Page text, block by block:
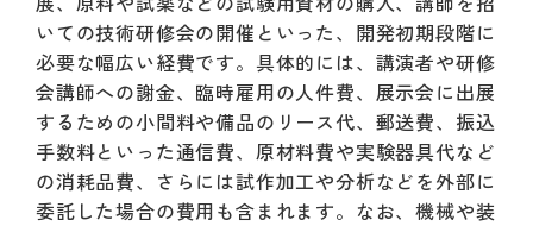
いての技術研修会の開催といった、開発初期段階に
必要な幅広い経費です。具体的には、講演者や研修
会講師への謝金、臨時雇用の人件費、展示会に出展
するための小間料や備品のリース代、郵送費、振込
手数料といった通信費、原材料費や実験器具代など
の消耗品費、さらには試作加工や分析などを外部に
委託した場合の費用も含まれます。なお、機械や装